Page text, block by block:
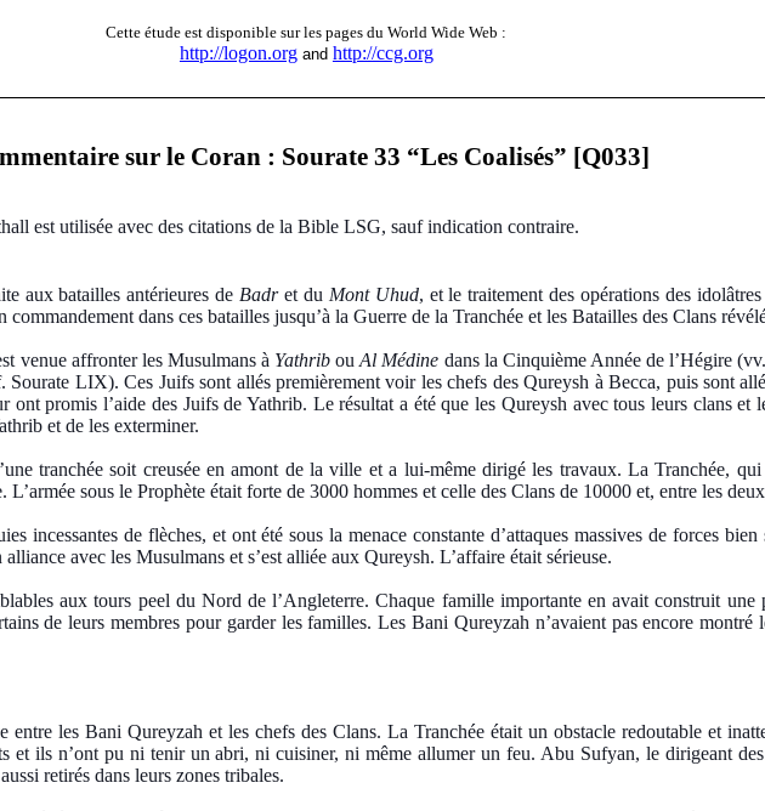
Cette étude est disponible sur les pages du World Wide Web :
http://logon.organd http://ccg.org
sur le Coran : Sourate 33 “Les Coalisés” [Q033]
est utilisée avec des citations de la Bible LSG, sauf indication contraire.
aux batailles antérieures de Badret du Mont Uhud, et le traitement des opérations des
dans ces batailles jusqu’à la Guerre de la Tranchée et les Batailles des Clans
venue affronter les Musulmans à Yathrib ouAl Médine dans la Cinquième Année de l’Hégire
LIX). Ces Juifs sont allés premièrement voir les chefs des Qureysh à Becca, puis sont
promis l’aide des Juifs de Yathrib. Le résultat a été que les Qureysh avec tous leurs clans et
et de les exterminer.
tranchée soit creusée en amont de la ville et a lui-même dirigé les travaux. La Tranchée,
sous le Prophète était forte de 3000 hommes et celle des Clans de 10000 et, entre les
incessantes de flèches, et ont été sous la menace constante d’attaques massives de forces
avec les Musulmans et s’est alliée aux Qureysh. L’affaire était sérieuse.
aux tours peel du Nord de l’Angleterre. Chaque famille importante en avait construit une
de leurs membres pour garder les familles. Les Bani Qureyzah n’avaient pas encore montré
les Bani Qureyzah et les chefs des Clans. La Tranchée était un obstacle redoutable et
et ils n’ont pu ni tenir un abri, ni cuisiner, ni même allumer un feu. Abu Sufyan, le dirigeant
retirés dans leurs zones tribales.